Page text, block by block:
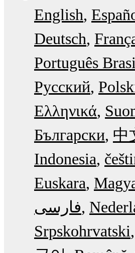
English
Deutsch
Português
Русский
Ελληνικά
Български 中
Indonesia
Euskara
فارسی
Srpskohrvatski